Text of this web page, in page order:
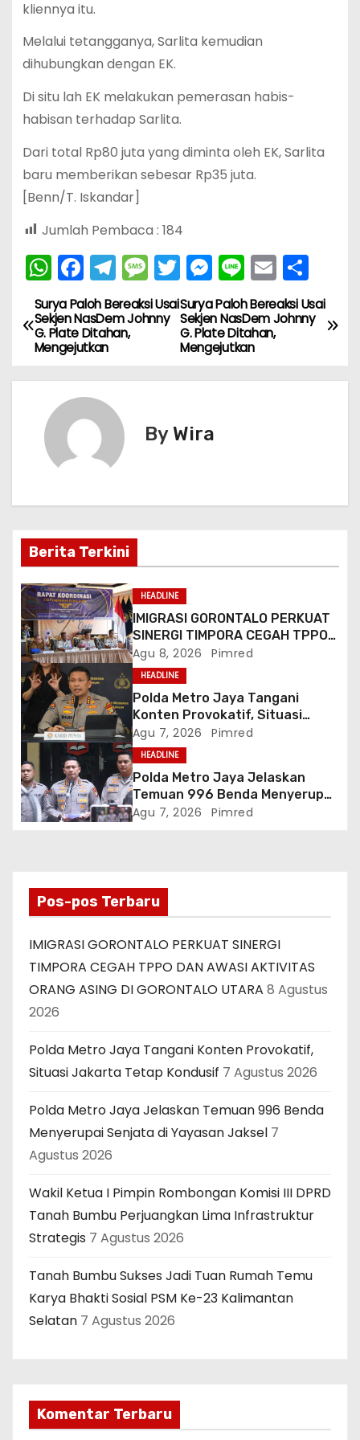
kliennya itu.
Melalui tetangganya, Sarlita kemudian
dihubungkan dengan EK.
Di situ lah EK melakukan pemerasan habis-
habisan terhadap Sarlita.
Dari total Rp80 juta yang diminta oleh EK, Sarlita
baru memberikan sebesar Rp35 juta.
[Benn/T. Iskandar]
Jumlah Pembaca : 184
W
h
a
ts
p
p
F
a
c
e
o
o
k
T
el
e
gr
M
e
s
e
T
w
itt
er
M
e
s
s
g
er
Li
n
e
E
m
ai
l
S
h
ar
N
a
v
s
p
o
s
Surya Paloh Bereaksi Usai
Sekjen NasDem Johnny
G. Plate Ditahan,
Mengejutkan
Surya Paloh Bereaksi Usai
Sekjen NasDem Johnny
G. Plate Ditahan,
Mengejutkan
By Wira
Berita Terkini
HEADLINE
IMIGRASI GORONTALO PERKUAT
SINERGI TIMPORA CEGAH TPPO
DAN AWASI AKTIVITAS ORANG
ASING DI GORONTALO UTARA
Agu 8, 2026 Pimred
HEADLINE
Polda Metro Jaya Tangani
Konten Provokatif, Situasi
Jakarta Tetap Kondusif
Agu 7, 2026 Pimred
HEADLINE
Polda Metro Jaya Jelaskan
Temuan 996 Benda Menyerupai
Senjata di Yayasan Jaksel
Agu 7, 2026 Pimred
Pos-pos Terbaru
IMIGRASI GORONTALO PERKUAT SINERGI
TIMPORA CEGAH TPPO DAN AWASI AKTIVITAS
ORANG ASING DI GORONTALO UTARA 8 Agustus
2026
Polda Metro Jaya Tangani Konten Provokatif,
Situasi Jakarta Tetap Kondusif 7 Agustus 2026
Polda Metro Jaya Jelaskan Temuan 996 Benda
Menyerupai Senjata di Yayasan Jaksel 7
Agustus 2026
Wakil Ketua I Pimpin Rombongan Komisi III DPRD
Tanah Bumbu Perjuangkan Lima Infrastruktur
Strategis 7 Agustus 2026
Tanah Bumbu Sukses Jadi Tuan Rumah Temu
Karya Bhakti Sosial PSM Ke-23 Kalimantan
Selatan 7 Agustus 2026
Komentar Terbaru